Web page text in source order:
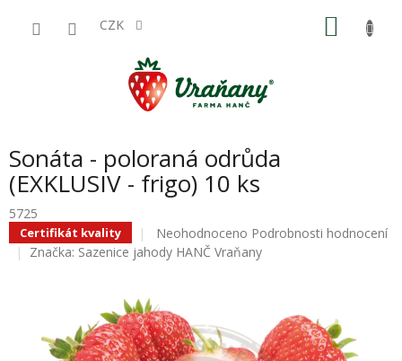
CZK
Sonáta - poloraná odrůda
(EXKLUSIV - frigo) 10 ks
5725
Certifikát kvality
Průměrné
hodnocení
produktu
0,0
z
5
hvězdiček.
Neohodnoceno Podrobnosti hodnocení
Značka: Sazenice jahody HANČ Vraňany